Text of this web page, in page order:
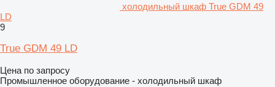
холодильный шкаф True GDM 49
LD
9
True GDM 49 LD
Цена по запросу
Промышленное оборудование - холодильный шкаф